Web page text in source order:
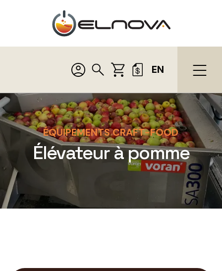
EN
ÉQUIPEMENTS CRAFT-FOOD
Élévateur à pomme